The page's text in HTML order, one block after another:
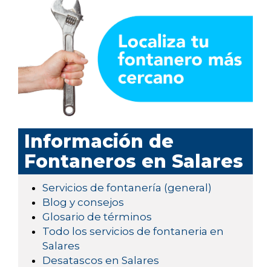
Información de
Fontaneros en Salares
Servicios de fontanería (general)
Blog y consejos
Glosario de términos
Todo los servicios de fontaneria en
Salares
Desatascos en Salares